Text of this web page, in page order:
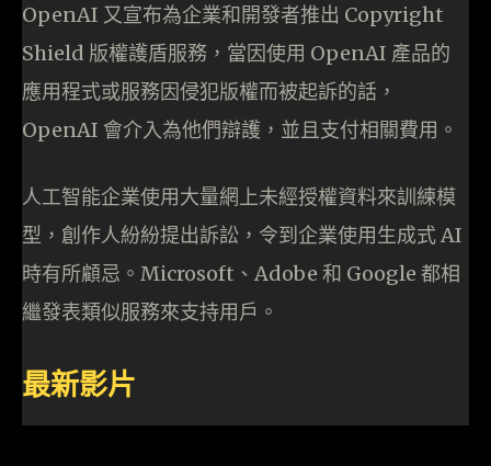
OpenAI 又宣布為企業和開發者推出 Copyright
Shield 版權護盾服務，當因使用 OpenAI 產品的
應用程式或服務因侵犯版權而被起訴的話，
OpenAI 會介入為他們辯護，並且支付相關費用。
人工智能企業使用大量網上未經授權資料來訓練模
型，創作人紛紛提出訴訟，令到企業使用生成式 AI
時有所顧忌。Microsoft、Adobe 和 Google 都相
繼發表類似服務來支持用戶。
最新影片